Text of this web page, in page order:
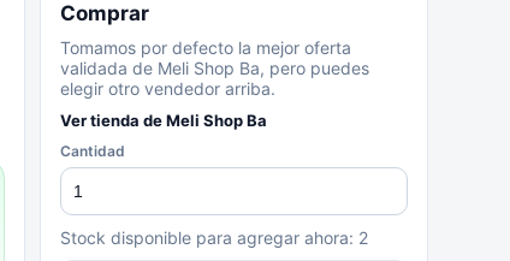
Comprar
Tomamos por defecto la mejor oferta
validada de Meli Shop Ba, pero puedes
elegir otro vendedor arriba.
Ver tienda deMeli Shop Ba
Cantidad
Stock disponible para agregar ahora: 2